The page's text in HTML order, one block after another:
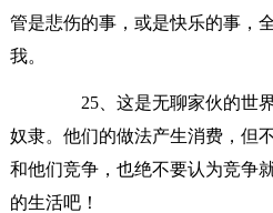
管是悲伤的事，或是快乐的事，
我。
25、这是无聊家伙的世界
奴隶。他们的做法产生消费，但
和他们竞争，也绝不要认为竞争
的生活吧！